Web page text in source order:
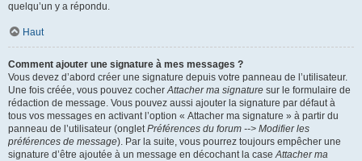
quelqu’un y a répondu.
Haut
Comment ajouter une signature à mes messages ?
Vous devez d’abord créer une signature depuis votre panneau de l’utilisateur.
Une fois créée, vous pouvez cocherAttacher ma signature sur le formulaire de
rédaction de message. Vous pouvez aussi ajouter la signature par défaut à
tous vos messages en activant l’option « Attacher ma signature » à partir du
panneau de l’utilisateur (ongletPréférences du forum --> Modifier les
préférences de message). Par la suite, vous pourrez toujours empêcher une
signature d’être ajoutée à un message en décochant la caseAttacher ma